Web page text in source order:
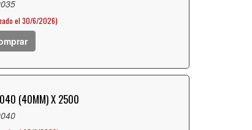
el 30/6/2026)
(40MM) X 2500